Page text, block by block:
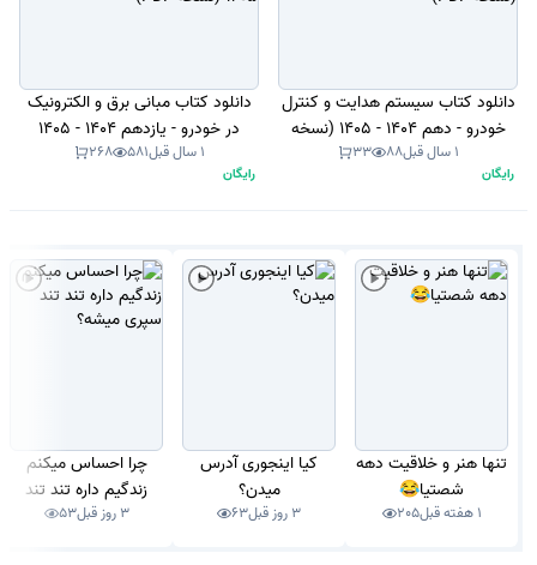
دانلود کتاب سیستم هدایت و کنترل
خودرو - دهم 1404 - 1405 (نسخه
PDF)
1 سال قبل 88
33
رایگان
دانلود کتاب مبانی برق و الکترونیک
در خودرو - یازدهم 1404 - 1405
(نسخه PDF)
1 سال قبل 581
268
رایگان
تنها هنر و خلاقیت دهه
شصتیا😂
1 هفته قبل 205
کیا اینجوری آدرس
میدن؟
3 روز قبل 63
چرا احساس میکنم
زندگیم داره تند تند
سپری میشه؟
3 روز قبل 53